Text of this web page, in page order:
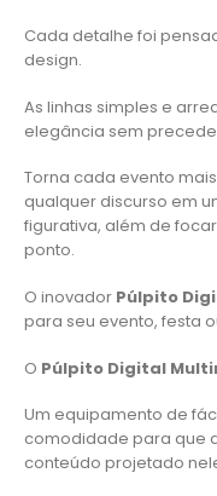
Cada detalhe foi
design.
As linhas simples e
elegância sem
Torna cada evento
qualquer discurso em
figurativa, além de
ponto.
O inovador Púlpito
para seu evento, festa
O Púlpito Digital
Um equipamento de
comodidade para que
conteúdo projetado